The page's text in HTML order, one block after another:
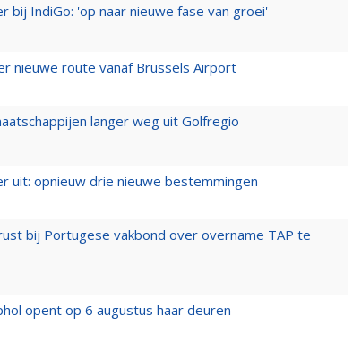
bij IndiGo: 'op naar nieuwe fase van groei'
nieuwe route vanaf Brussels Airport
langer weg uit Golfregio
uit: opnieuw drie nieuwe bestemmingen
bij Portugese vakbond over overname TAP te
opent op 6 augustus haar deuren